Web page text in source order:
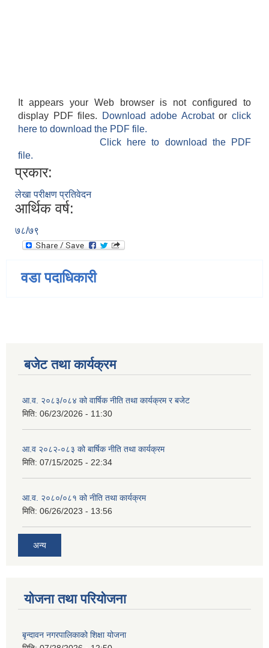
It appears your Web browser is not configured to
display PDF files.
Download adobe Acrobatorclick
here to download the PDF file.
Click here to download the PDF
file.
प्रकार:
लेखा परीक्षण प्रतिवेदन
आर्थिक वर्ष:
७८/७९
वडा पदाधिकारी
बजेट तथा कार्यक्रम
आ.व. २०८३/०८४ को वार्षिक नीति तथा कार्यक्रम र बजेट
मिति: 06/23/2026 - 11:30
आ.व २०८२-०८३ को बार्षिक नीति तथा कार्यक्रम
मिति: 07/15/2025 - 22:34
आ.व. २०८०/०८१ को नीति तथा कार्यक्रम
मिति: 06/26/2023 - 13:56
अन्य
योजना तथा परियोजना
बृन्दावन नगरपालिकाको शिक्षा योजना